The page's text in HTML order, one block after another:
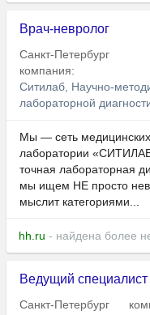
Врач-невролог
Санкт-Петербург
компания:
Ситилаб, Научно-
лабораторной
Мы — сеть медицинских
лаборатории
точная лабораторная
мы ищем НЕ просто
мыслит категориями...
hh.ru - найдена более
Ведущий специалист
Санкт-Петербург